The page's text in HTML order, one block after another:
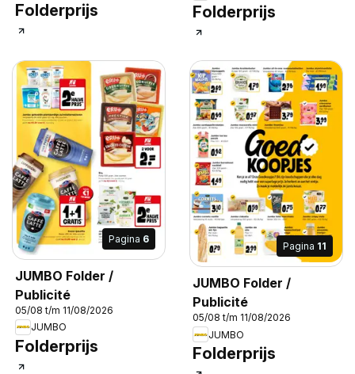
Folderprijs Folderprijs
Pagina 6
JUMBO Folder /
Publicité
05/08 t/m 11/08/2026
JUMBO
Folderprijs
Pagina 11
JUMBO Folder /
Publicité
05/08 t/m 11/08/2026
JUMBO
Folderprijs